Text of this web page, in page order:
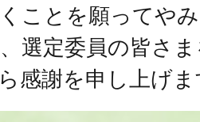
ことを願ってや
選定委員の皆さ
感謝を申し上げ